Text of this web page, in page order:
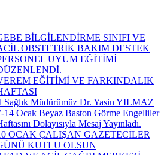
BİLGİLENDİRME SINIFI VE
OBSTETRİK BAKIM DESTEK
UYUM EĞİTİMİ
EĞİTİMİ VE FARKINDALIK
Sağlık Müdürümüz Dr. Yasin YILMAZ
14 Ocak Beyaz Baston Görme Engelliler
Dolayısıyla Mesaj Yayınladı.
OCAK ÇALIŞAN GAZETECİLER
KUTLU OLSUN